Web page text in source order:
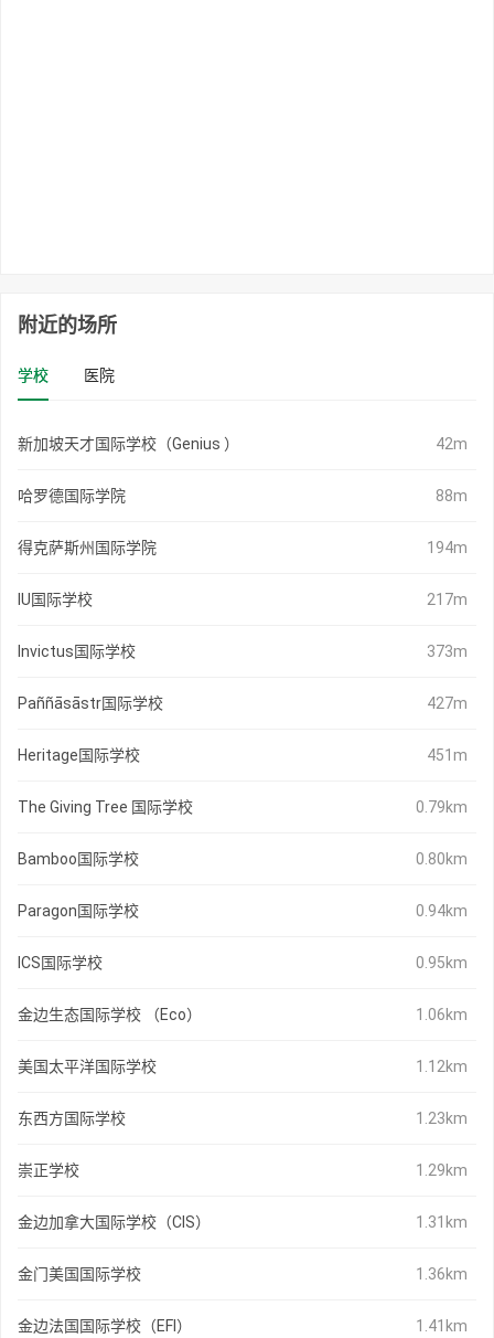
附近的场所
学校 医院
新加坡天才国际学校（Genius ） 42m
哈罗德国际学院 88m
得克萨斯州国际学院 194m
IU国际学校 217m
Invictus国际学校 373m
Paññāsāstr国际学校 427m
Heritage国际学校 451m
The Giving Tree 国际学校 0.79km
Bamboo国际学校 0.80km
Paragon国际学校 0.94km
ICS国际学校 0.95km
金边生态国际学校 （Eco） 1.06km
美国太平洋国际学校 1.12km
东西方国际学校 1.23km
崇正学校 1.29km
金边加拿大国际学校（CIS） 1.31km
金门美国国际学校 1.36km
金边法国国际学校（EFI） 1.41km